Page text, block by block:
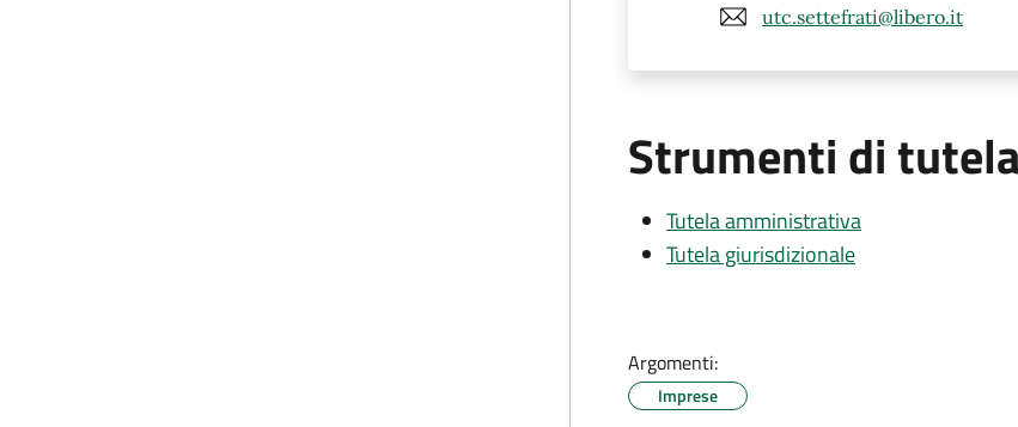
utc.settefrati@libero.it
Strumenti di tutela
Tutela amministrativa
Tutela giurisdizionale
Argomenti:
Imprese